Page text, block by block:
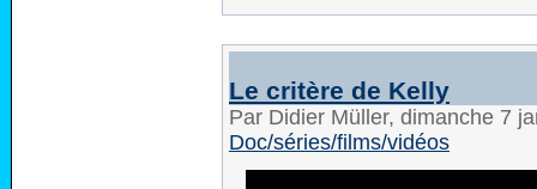
Le critère de Kelly
Par Didier Müller, dimanche 7
Doc/séries/films/vidéos